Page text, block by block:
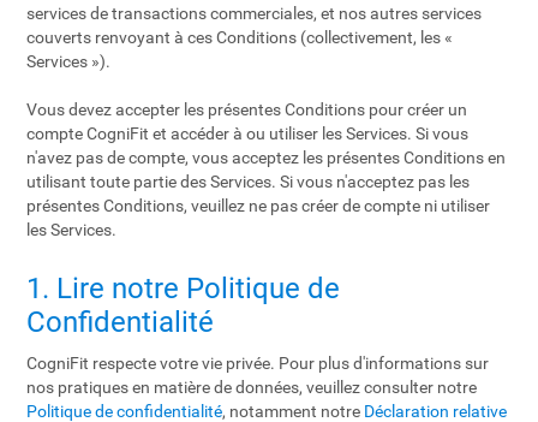
services de transactions commerciales, et nos autres services
couverts renvoyant à ces Conditions (collectivement, les «
Services »).
Vous devez accepter les présentes Conditions pour créer un
compte CogniFit et accéder à ou utiliser les Services. Si vous
n'avez pas de compte, vous acceptez les présentes Conditions en
utilisant toute partie des Services. Si vous n'acceptez pas les
présentes Conditions, veuillez ne pas créer de compte ni utiliser
les Services.
1. Lire notre Politique de
Confidentialité
CogniFit respecte votre vie privée. Pour plus d'informations sur
nos pratiques en matière de données, veuillez consulter notre
Politique de confidentialité, notamment notre Déclaration relative